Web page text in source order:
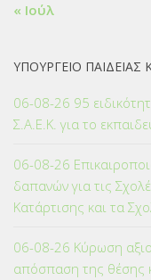
« Ιούλ
ΥΠΟΥΡΓΕΙΟ
06-08-26 95
Σ.Α.Ε.Κ. για το
06-08-26
δαπανών για τις
Κατάρτισης και τα
06-08-26 Κύρωση
απόσπαση της θέσης